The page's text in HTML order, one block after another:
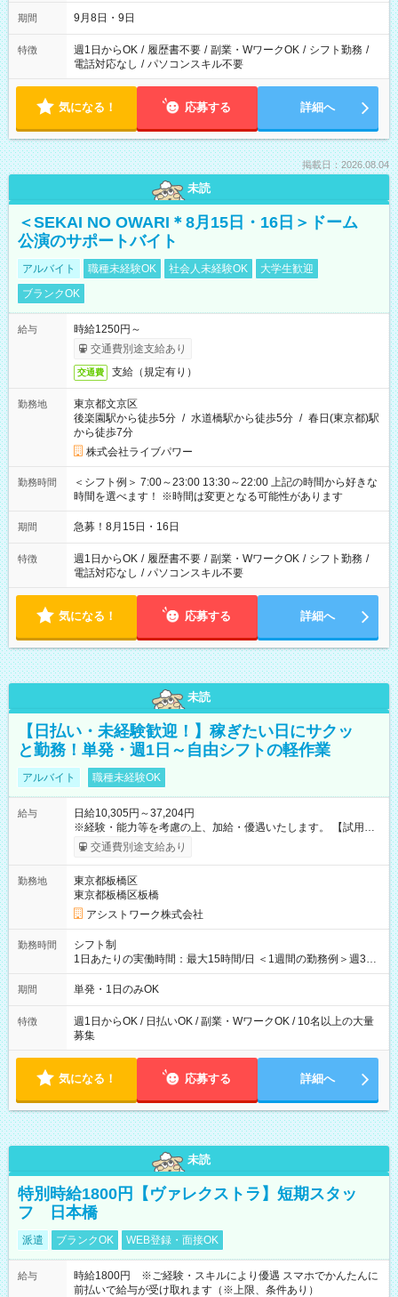
期間 9月8日・9日
特徴 週1日からOK / 履歴書不要 / 副業・WワークOK / シフト勤務 /
電話対応なし / パソコンスキル不要
気になる！ 応募する 詳細へ
掲載日：2026.08.04
未読
＜SEKAI NO OWARI＊8月15日・16日＞ドーム
公演のサポートバイト
アルバイト 職種未経験OK 社会人未経験OK
大学生歓迎
ブランクOK
給与
時給1250円～
交通費別途支給あり
交通費 支給（規定有り）
勤務地
東京都文京区
後楽園駅から徒歩5分 / 水道橋駅から徒歩5分 / 春日(東京都)駅
から徒歩7分
株式会社ライブパワー
勤務時間
＜シフト例＞ 7:00～23:00 13:30～22:00 上記の時間から好きな
時間を選べます！ ※時間は変更となる可能性があります
期間 急募！8月15日・16日
特徴 週1日からOK / 履歴書不要 / 副業・WワークOK / シフト勤務 /
電話対応なし / パソコンスキル不要
気になる！ 応募する 詳細へ
未読
【日払い・未経験歓迎！】稼ぎたい日にサクッ
と勤務！単発・週1日～自由シフトの軽作業
アルバイト 職種未経験OK
給与
日給10,305円～37,204円
※経験・能力等を考慮の上、加給・優遇いたします。 【試用期
間】試用期間なし
交通費別途支給あり
勤務地
東京都板橋区
東京都板橋区板橋
アシストワーク株式会社
勤務時間
シフト制
1日あたりの実働時間：最大15時間/日 ＜1週間の勤務例＞週3回
勤務 勤務：月・水・金 休み：火・木・土・日 好きな時にお仕事
可能です！ ※1日あたりの最大実働時間は日勤、夜勤共に勤務し
期間 単発・1日のみOK
特徴
週1日からOK / 日払いOK / 副業・WワークOK / 10名以上の大量
募集
気になる！ 応募する 詳細へ
未読
特別時給1800円【ヴァレクストラ】短期スタッ
フ 日本橋
派遣 ブランクOK WEB登録・面接OK
給与
時給1800円 ※ご経験・スキルにより優遇 スマホでかんたんに
前払いで給与が受け取れます（※上限、条件あり）